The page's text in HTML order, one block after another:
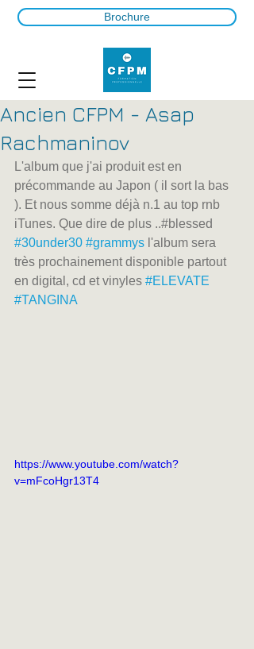
Brochure
Ancien CFPM - Asap
Rachmaninov
L'album que j'ai produit est en
précommande au Japon ( il sort la bas
). Et nous somme déjà n.1 au top rnb
iTunes. Que dire de plus ..#blessed
#30under30 #grammys l'album sera
très prochainement disponible partout
en digital, cd et vinyles #ELEVATE
#TANGINA
https://www.youtube.com/watch?
v=mFcoHgr13T4